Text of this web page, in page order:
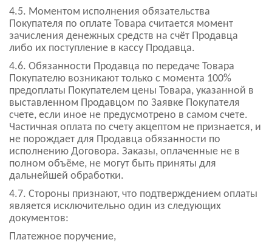
4.5. Моментом исполнения обязательства
Покупателя по оплате Товара считается момент
зачисления денежных средств на счёт Продавца
либо их поступление в кассу Продавца.
4.6. Обязанности Продавца по передаче Товара
Покупателю возникают только с момента 100%
предоплаты Покупателем цены Товара, указанной в
выставленном Продавцом по Заявке Покупателя
счете, если иное не предусмотрено в самом счете.
Частичная оплата по счету акцептом не признается, и
не порождает для Продавца обязанности по
исполнению Договора. Заказы, оплаченные не в
полном объёме, не могут быть приняты для
дальнейшей обработки.
4.7. Стороны признают, что подтверждением оплаты
является исключительно один из следующих
документов:
Платежное поручение,